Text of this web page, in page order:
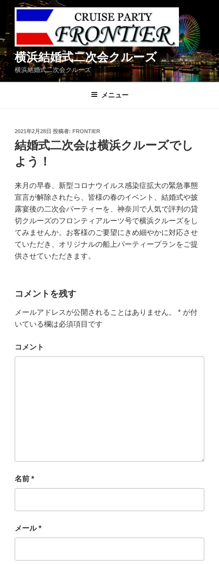
ン
ツ
へ
ス
横浜結婚式二次会クルーズ
横浜結婚式二次会クルーズ
メニュー
投
稿
日:
2021年2月28日 投稿者: FRONTIER
結婚式二次会は横浜クルーズでし
よう！
来月の早春、新型コロナウイルス感染症拡大の緊急事態
宣言が解除されたら、皆様の春のイベント、結婚式や披
露宴後の二次会パーティーを、神奈川で人気で評判の貸
切クルーズのフロンティアルーツ号で横浜クルーズをし
てみませんか。お客様のご要望にきめ細やかに対応させ
ていただき、オリジナルの船上パーティープランをご提
供させていただきます。
コメントを残す
メールアドレスが公開されることはありません。 * が付
いている欄は必須項目です
コメント
名前 *
メール*